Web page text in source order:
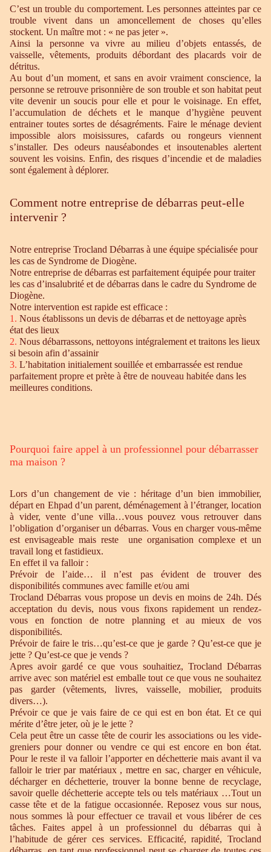
C’est un trouble du comportement. Les personnes atteintes par ce
trouble vivent dans un amoncellement de choses qu’elles
stockent. Un maître mot : « ne pas jeter ».
Ainsi la personne va vivre au milieu d’objets entassés, de
vaisselle, vêtements, produits débordant des placards voir de
détritus.
Au bout d’un moment, et sans en avoir vraiment conscience, la
personne se retrouve prisonnière de son trouble et son habitat peut
vite devenir un soucis pour elle et pour le voisinage. En effet,
l’accumulation de déchets et le manque d’hygiène peuvent
entrainer toutes sortes de désagréments. Faire le ménage devient
impossible alors moisissures, cafards ou rongeurs viennent
s’installer. Des odeurs nauséabondes et insoutenables alertent
souvent les voisins. Enfin, des risques d’incendie et de maladies
sont également à déplorer.
Comment notre entreprise de débarras peut-elle
intervenir ?
Notre entreprise Trocland Débarras à une équipe spécialisée pour
les cas de Syndrome de Diogène.
Notre entreprise de débarras est parfaitement équipée pour traiter
les cas d’insalubrité et de débarras dans le cadre du Syndrome de
Diogène.
Notre intervention est rapide est efficace :
1. Nous établissons un devis de débarras et de nettoyage après
état des lieux
2. Nous débarrassons, nettoyons intégralement et traitons les lieux
si besoin afin d’assainir
3. L’habitation initialement souillée et embarrassée est rendue
parfaitement propre et prète à être de nouveau habitée dans les
meilleures conditions.
Pourquoi faire appel à un professionnel pour débarrasser
ma maison ?
Lors d’un changement de vie : héritage d’un bien immobilier,
départ en Ehpad d’un parent, déménagement à l’étranger, location
à vider, vente d’une villa…vous pouvez vous retrouver dans
l’obligation d’organiser un débarras. Vous en charger vous-même
est envisageable mais reste une organisation complexe et un
travail long et fastidieux.
En effet il va falloir :
Prévoir de l’aide… il n’est pas évident de trouver des
disponibilités communes avec famille et/ou ami
Trocland Débarras vous propose un devis en moins de 24h. Dés
acceptation du devis, nous vous fixons rapidement un rendez-
vous en fonction de notre planning et au mieux de vos
disponibilités.
Prévoir de faire le tris…qu’est-ce que je garde ? Qu’est-ce que je
jette ? Qu’est-ce que je vends ?
Apres avoir gardé ce que vous souhaitiez, Trocland Débarras
arrive avec son matériel est emballe tout ce que vous ne souhaitez
pas garder (vêtements, livres, vaisselle, mobilier, produits
divers…).
Prévoir ce que je vais faire de ce qui est en bon état. Et ce qui
mérite d’être jeter, où je le jette ?
Cela peut être un casse tête de courir les associations ou les vide-
greniers pour donner ou vendre ce qui est encore en bon état.
Pour le reste il va falloir l’apporter en déchetterie mais avant il va
falloir le trier par matériaux , mettre en sac, charger en véhicule,
décharger en déchetterie, trouver la bonne benne de recyclage,
savoir quelle déchetterie accepte tels ou tels matériaux …Tout un
casse tête et de la fatigue occasionnée. Reposez vous sur nous,
nous sommes là pour effectuer ce travail et vous libérer de ces
tâches. Faites appel à un professionnel du débarras qui à
l’habitude de gérer ces services. Efficacité, rapidité, Trocland